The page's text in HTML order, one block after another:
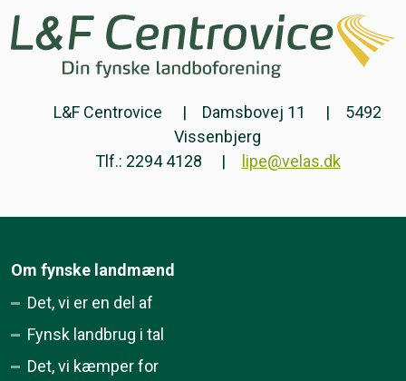
L&F Centrovice Damsbovej 11
5492
Vissenbjerg
Tlf.: 2294 4128
lipe@velas.dk
Om fynske landmænd
Det, vi er en del af
Fynsk landbrug i tal
Det, vi kæmper for